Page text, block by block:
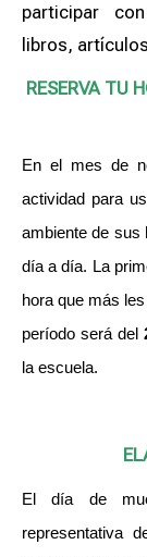
participar
libros,
RESERVA TU
En el mes de
actividad para
ambiente de sus
día a día. La
hora que más
período será del
la escuela.
El día de
representativa